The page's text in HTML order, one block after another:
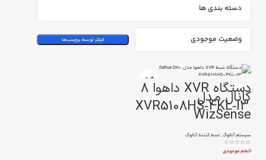
دسته بندی ها
وضعیت موجودی فیلتر توسط برچسب‌ها
دستگاه XVR داهوا 8 کانال مدل
XVR5108HS‑4KL‑I3
WizSense
سیستم آنالوگ,ضبط کننده آنالوگ
اتمام موحودی